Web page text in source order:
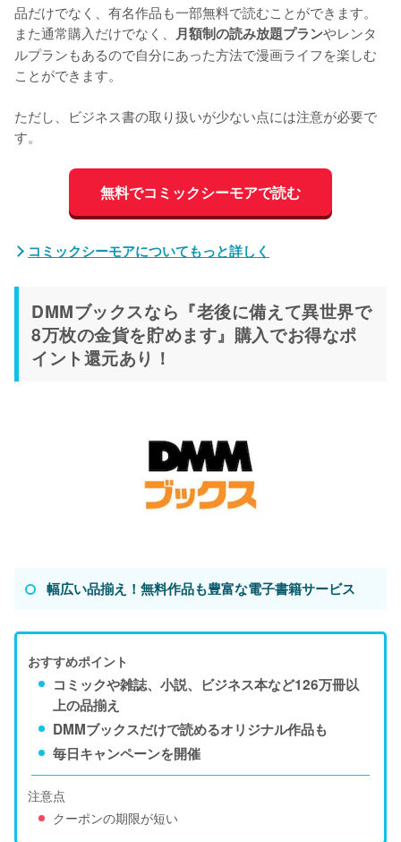
品だけでなく、有名作品も一部無料で読むことができます。
また通常購入だけでなく、 月額制の読み放題プランやレンタ
ルプランもあるので自分にあった方法で漫画ライフを楽しむ
ことができます。
ただし、ビジネス書の取り扱いが少ない点には注意が必要で
す。
無料でコミックシーモアで読む
コミックシーモアについてもっと詳しく
DMMブックスなら『老後に備えて異世界で
8万枚の金貨を貯めます』購入でお得なポ
イント還元あり！
幅広い品揃え！無料作品も豊富な電子書籍サービス
おすすめポイント
コミックや雑誌、小説、ビジネス本など126万冊以
上の品揃え
DMMブックスだけで読めるオリジナル作品も
毎日キャンペーンを開催
注意点
クーポンの期限が短い